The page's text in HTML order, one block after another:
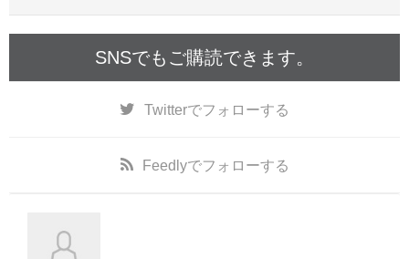
SNSでもご購読できます。
Twitterでフォローする
Feedlyでフォローする